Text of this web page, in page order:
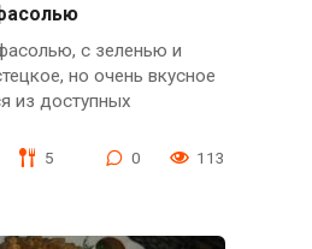
с зеленью и
но очень вкусное
из доступных
5 0 113